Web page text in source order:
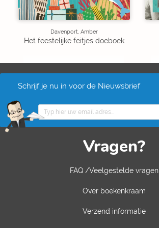
Davenport, Amber
Het feestelijke feitjes doeboek
Schrijf je nu in voor de Nieuwsbrief
Vragen?
FAQ /Veelgestelde vragen
Over boekenkraam
Verzend informatie